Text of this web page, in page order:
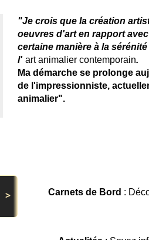
>
"Je crois que la création
oeuvres d'art en rapport
certaine manière à la
l' art animalier contemporain.
Ma démarche se prolonge
de l'impressionniste,
animalier".
Carnets de Bord :